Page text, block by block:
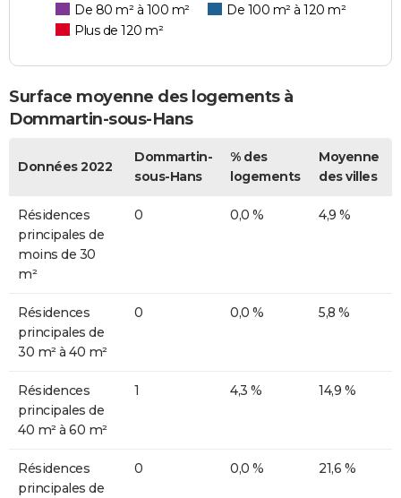
De 80 m² à 100 m²
De 100 m² à 120 m²
Plus de 120 m²
Surface moyenne des logements à
Dommartin-sous-Hans
Données 2022
Dommartin-
sous-Hans
% des
logements
Moyenne
des villes
Résidences
principales de
moins de 30
m²
0 0,0 % 4,9 %
Résidences
principales de
30 m² à 40 m²
0 0,0 % 5,8 %
Résidences
principales de
40 m² à 60 m²
1 4,3 % 14,9 %
Résidences
principales de
0 0,0 % 21,6 %